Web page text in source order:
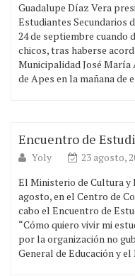
Guadalupe Díaz Vera
Estudiantes Secundarios
24 de septiembre cuando
chicos, tras haberse
Municipalidad José María
de Apes en la mañana de
Encuentro de
Yoly
23 agosto,
El Ministerio de Cultura y
agosto, en el Centro de
cabo el Encuentro de
“Cómo quiero vivir mi
por la organización no
General de Educación y